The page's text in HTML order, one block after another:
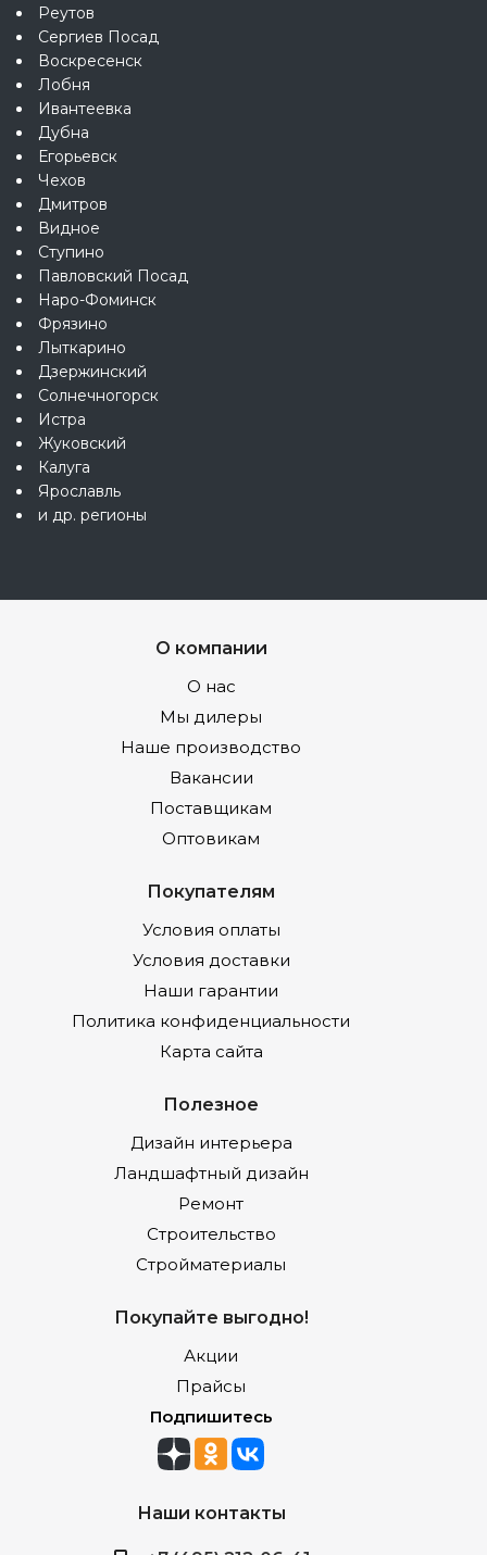
Реутов
Сергиев Посад
Воскресенск
Лобня
Ивантеевка
Дубна
Егорьевск
Чехов
Дмитров
Видное
Ступино
Павловский Посад
Наро-Фоминск
Фрязино
Лыткарино
Дзержинский
Солнечногорск
Истра
Жуковский
Калуга
Ярославль
и др. регионы
О компании
О нас
Мы дилеры
Наше производство
Вакансии
Поставщикам
Оптовикам
Покупателям
Условия оплаты
Условия доставки
Наши гарантии
Политика конфиденциальности
Карта сайта
Полезное
Дизайн интерьера
Ландшафтный дизайн
Ремонт
Строительство
Стройматериалы
Покупайте выгодно!
Акции
Прайсы
Подпишитесь
Наши контакты